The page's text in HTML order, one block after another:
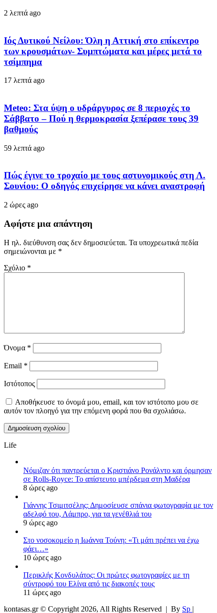
2 λεπτά ago
Ιός Δυτικού Νείλου: Όλη η Αττική στο επίκεντρο
των κρουσμάτων- Συμπτώματα και μέρες μετά το
τσίμπημα
17 λεπτά ago
Meteo: Στα ύψη ο υδράργυρος σε 8 περιοχές το
Σάββατο – Πού η θερμοκρασία ξεπέρασε τους 39
βαθμούς
59 λεπτά ago
Πώς έγινε το τροχαίο με τους αστυνομικούς στη Λ.
Σουνίου: Ο οδηγός επιχείρησε να κάνει αναστροφή
2 ώρες ago
Αφήστε μια απάντηση
Η ηλ. διεύθυνση σας δεν δημοσιεύεται. Τα υποχρεωτικά πεδία
σημειώνονται με *
Σχόλιο *
Όνομα *
Email *
Ιστότοπος
Αποθήκευσε το όνομά μου, email, και τον ιστότοπο μου σε
αυτόν τον πλοηγό για την επόμενη φορά που θα σχολιάσω.
Life
Νόμιζαν ότι παντρεύεται ο Κριστιάνο Ρονάλντο και όρμησαν
σε Rolls-Royce: Το απίστευτο μπέρδεμα στη Μαδέρα
8 ώρες ago
Γιάννης Τσιμιτσέλης: Δημοσίευσε σπάνια φωτογραφία με τον
αδελφό του, Λάμπρο, για τα γενέθλιά του
9 ώρες ago
Στο νοσοκομείο η Ιωάννα Τούνη: «Τι μάτι πρέπει να έχω
φάει…»
10 ώρες ago
Περικλής Κονδυλάτος: Οι πρώτες φωτογραφίες με τη
σύντροφό του Ελίνα από τις διακοπές τους
11 ώρες ago
kontasas.gr © Copyright 2026, All Rights Reserved | By Sp |